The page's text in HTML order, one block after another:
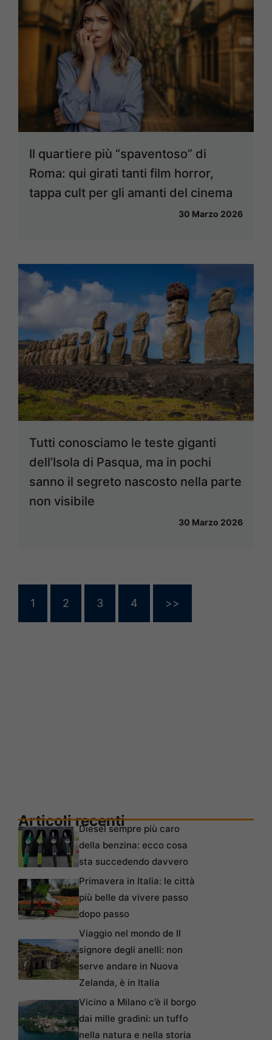
Il quartiere più “spaventoso” di
Roma: qui girati tanti film horror,
tappa cult per gli amanti del cinema
30 Marzo 2026
Tutti conosciamo le teste giganti
dell’Isola di Pasqua, ma in pochi
sanno il segreto nascosto nella parte
non visibile
30 Marzo 2026
1 2 3 4 >>
Articoli recentiDiesel sempre più caro
della benzina: ecco cosa
sta succedendo davvero
Primavera in Italia: le città
più belle da vivere passo
dopo passo
Viaggio nel mondo de Il
signore degli anelli: non
serve andare in Nuova
Zelanda, è in Italia
Vicino a Milano c’è il borgo
dai mille gradini: un tuffo
nella natura e nella storia